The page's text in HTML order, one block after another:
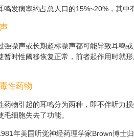
鸣发病率约占总人口的15%~20%，其中
强噪声或长期超标噪声都可能导致耳鸣
暂时性阈移恢复正常，前者起作用时就
性药物
药物引起的耳鸣分为两种，即不伴听力
毛细胞失去了功能。
年美国听觉神经药理学家Brown博士